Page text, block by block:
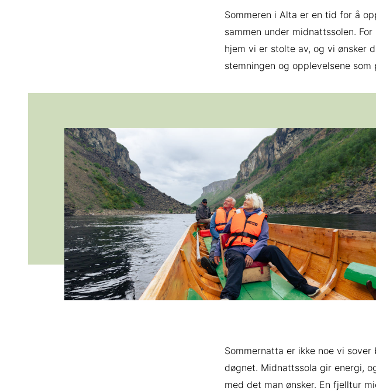
Sommeren i Alta er en tid for å
sammen under midnattssolen.
hjem vi er stolte av, og vi ønsker
stemningen og opplevelsene
Sommernatta er ikke noe vi
døgnet. Midnattssola gir energi,
med det man ønsker. En fjelltur